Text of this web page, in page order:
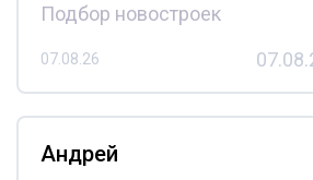
Подбор новостроек
07.08.26
Андрей